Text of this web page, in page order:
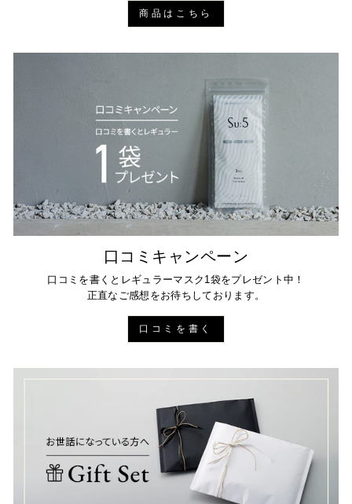
商品はこちら
口コミキャンペーン
口コミを書くとレギュラーマスク1袋をプレゼント中！
正直なご感想をお待ちしております。
口コミを書く